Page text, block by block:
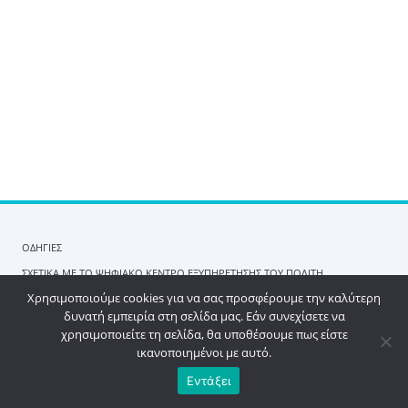
ΟΔΗΓΙΕΣ
ΣΧΕΤΙΚΑ ΜΕ ΤΟ ΨΗΦΙΑΚΟ ΚΕΝΤΡΟ ΕΞΥΠΗΡΕΤΗΣΗΣ ΤΟΥ ΠΟΛΙΤΗ
ΟΡΟΙ ΧΡΗΣΗΣ ΠΟΛΙΤΙΚΗ ΑΠΟΡΡΗΤΟΥ ΕΠΙΚΟΙΝΩΝΙΑ
Χρησιμοποιούμε cookies για να σας προσφέρουμε την καλύτερη
δυνατή εμπειρία στη σελίδα μας. Εάν συνεχίσετε να
χρησιμοποιείτε τη σελίδα, θα υποθέσουμε πως είστε
ικανοποιημένοι με αυτό.
Εντάξει